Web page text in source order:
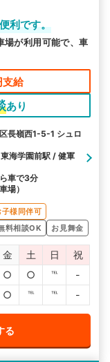
利です。
場が利用可能で、車
支給
あり
長嶺西1-5-1 シュロ
海学園前駅 / 健軍
車で3分
場）
子様同伴可
料相談OK お見舞金
金 土 日
祝
○ ○ ℡
-
○ ℡ ℡ -
る